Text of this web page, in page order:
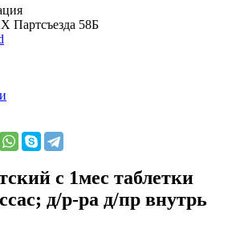
Партсъезда 58Б
с 1мес таблетки
д/р-ра д/пр внутрь